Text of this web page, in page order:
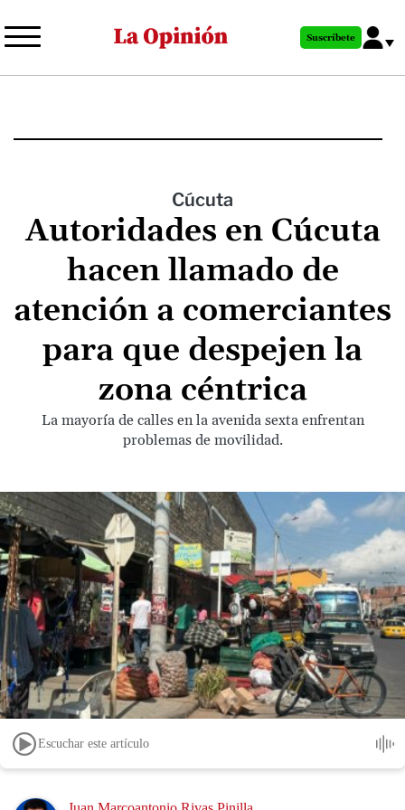
al
principal
Suscríbete
Cúcuta
Autoridades en Cúcuta
hacen llamado de
atención a comerciantes
para que despejen la
zona céntrica
La mayoría de calles en la avenida sexta enfrentan
problemas de movilidad.
Escuchar este artículo